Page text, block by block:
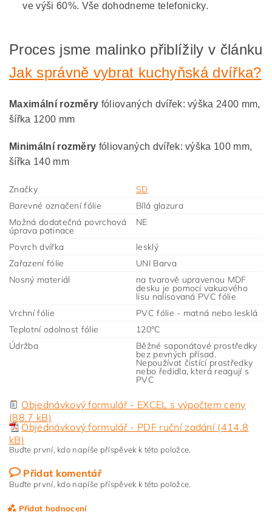
ve výši 60%. Vše dohodneme telefonicky.
Proces jsme malinko přiblížily v článku
Jak správně vybrat kuchyňská dvířka?
Maximální rozměry fóliovaných dvířek: výška 2400 mm,
šířka 1200 mm
Minimální rozměry fóliovaných dvířek: výška 100 mm,
šířka 140 mm
Značky
SD
Barevné označení fólie
Bílá glazura
Možná dodatečná povrchová
úprava patinace
NE
Povrch dvířka
lesklý
Zařazení fólie
UNI Barva
Nosný materiál
na tvarově upravenou MDF
desku je pomocí vakuového
lisu nalisovaná PVC fólie
Vrchní fólie
PVC fólie - matná nebo lesklá
Teplotní odolnost fólie
120°C
Údržba
Běžné saponátové prostředky
bez pevných přísad.
Nepoužívat čistící prostředky
nebo ředidla, která reagují s
PVC
Objednávkový formulář - EXCEL s výpočtem ceny
(88.7 kB)
Objednávkový formulář - PDF ruční zadání (414.8
kB)
Buďte první, kdo napíše příspěvek k této položce.
Přidat komentář
Buďte první, kdo napíše příspěvek k této položce.
Přidat hodnocení